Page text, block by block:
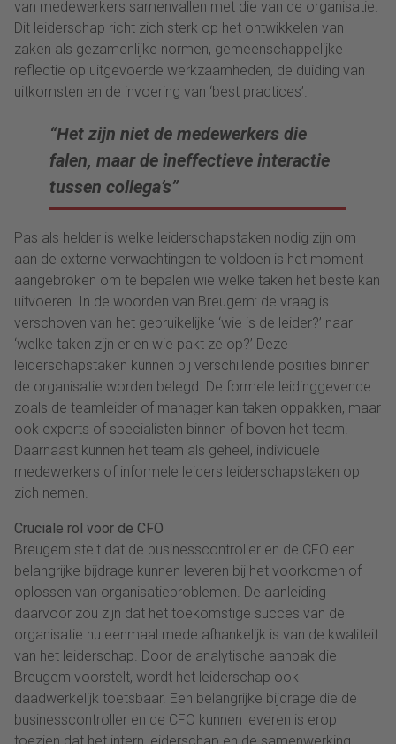
van medewerkers samenvallen met die van de organisatie.
Dit leiderschap richt zich sterk op het ontwikkelen van
zaken als gezamenlijke normen, gemeenschappelijke
reflectie op uitgevoerde werkzaamheden, de duiding van
uitkomsten en de invoering van ‘best practices’.
“Het zijn niet de medewerkers die
falen, maar de ineffectieve interactie
tussen collega’s”
Pas als helder is welke leiderschapstaken nodig zijn om
aan de externe verwachtingen te voldoen is het moment
aangebroken om te bepalen wie welke taken het beste kan
uitvoeren. In de woorden van Breugem: de vraag is
verschoven van het gebruikelijke ‘wie is de leider?’ naar
‘welke taken zijn er en wie pakt ze op?’ Deze
leiderschapstaken kunnen bij verschillende posities binnen
de organisatie worden belegd. De formele leidinggevende
zoals de teamleider of manager kan taken oppakken, maar
ook experts of specialisten binnen of boven het team.
Daarnaast kunnen het team als geheel, individuele
medewerkers of informele leiders leiderschapstaken op
zich nemen.
Cruciale rol voor de CFO
Breugem stelt dat de businesscontroller en de CFO een
belangrijke bijdrage kunnen leveren bij het voorkomen of
oplossen van organisatieproblemen. De aanleiding
daarvoor zou zijn dat het toekomstige succes van de
organisatie nu eenmaal mede afhankelijk is van de kwaliteit
van het leiderschap. Door de analytische aanpak die
Breugem voorstelt, wordt het leiderschap ook
daadwerkelijk toetsbaar. Een belangrijke bijdrage die de
businesscontroller en de CFO kunnen leveren is erop